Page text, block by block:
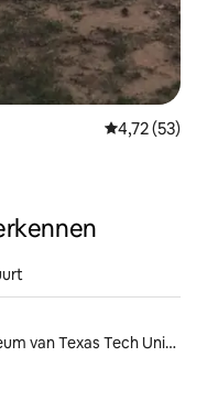
Gemiddelde
4,72 (53)
Museum van Texas Tech Universiteit